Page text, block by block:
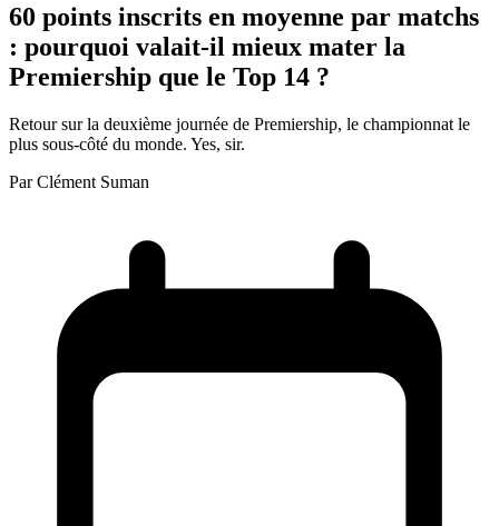
60 points inscrits en moyenne par matchs
: pourquoi valait-il mieux mater la
Premiership que le Top 14 ?
Retour sur la deuxième journée de Premiership, le championnat le
plus sous-côté du monde. Yes, sir.
Par Clément Suman